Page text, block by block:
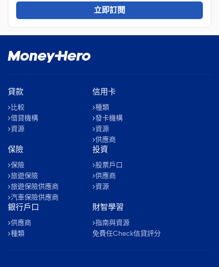
立即訂閱
貸款
比較
借貸機構
資源
信用卡
種類
發卡機構
資源
供應商
保險
保險
旅遊保險
旅遊保險供應商
汽車保險供應商
投資
股票戶口
供應商
資源
銀行戶口
供應商
種類
財智學習
指南與資源
免費任Check信貸評分